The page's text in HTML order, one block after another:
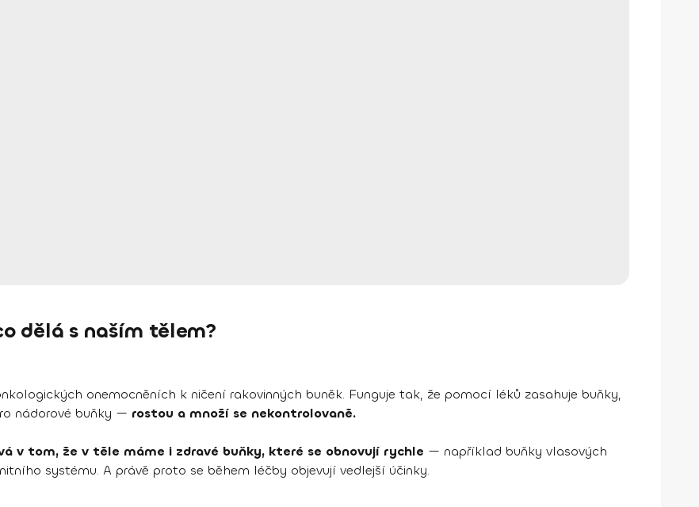
dělá s naším tělem?
onemocněních k ničení rakovinných buněk. Funguje tak, že pomocí léků zasahuje buňky,
nádorové buňky — rostou a množí se nekontrolovaně.
v tom, že v těle máme i zdravé buňky, které se obnovují rychle — například buňky vlasových
systému. A právě proto se během léčby objevují vedlejší účinky.